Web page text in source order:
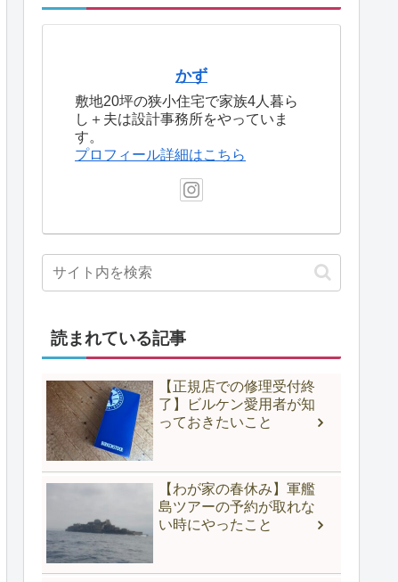
かず
敷地20坪の狭小住宅で家族4人暮ら
し＋夫は設計事務所をやっていま
す。
プロフィール詳細はこちら
読まれている記事
【正規店での修理受付終
了】ビルケン愛用者が知
っておきたいこと
【わが家の春休み】軍艦
島ツアーの予約が取れな
い時にやったこと